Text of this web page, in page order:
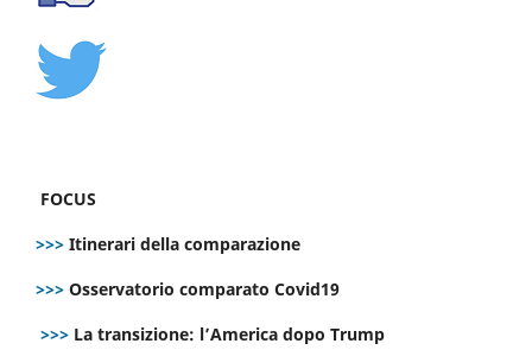
FOCUS
>>> Itinerari della comparazione
>>> Osservatorio comparato Covid19
>>> La transizione: l’America dopo Trump